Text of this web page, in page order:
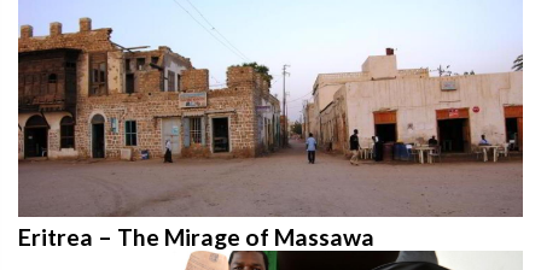
Eritrea – The Mirage of Massawa